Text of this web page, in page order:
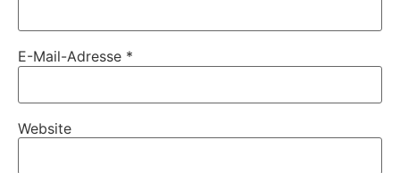
E-Mail-Adresse *
Website